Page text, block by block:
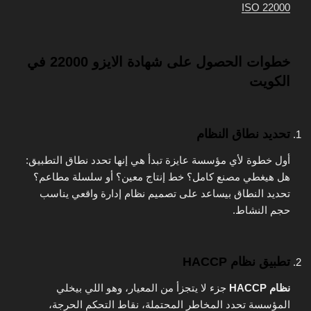
ISO 22000
خطوات الحصول على شهادة الايزو 22000 في
الكويت
تحديد نطاق النظام
أول خطوة لأي مؤسسة عايزة تبدأ هي إنها تحدد نطاق التطبيق:
هل هيغطي مصنع كامل؟ خط إنتاج معين؟ أو سلسلة مطاعم؟
تحديد النطاق بيساعد على تصميم نظام إدارة واقعي يناسب
حجم النشاط.
تطبيق نظام HACCP
نظام HACCP
جزء لا يتجزأ من المعيار، وهو اللي بيخلي
المؤسسة تحدد المخاطر المحتملة، نقاط التحكم الحرجة،